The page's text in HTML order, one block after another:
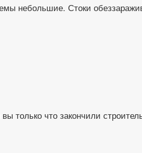
небольшие. Стоки
только что закончили